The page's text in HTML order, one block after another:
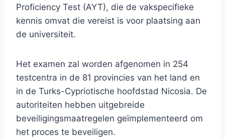
Proficiency Test (AYT), die de vakspecifieke
kennis omvat die vereist is voor plaatsing aan
de universiteit.
Het examen zal worden afgenomen in 254
testcentra in de 81 provincies van het land en
in de Turks-Cypriotische hoofdstad Nicosia. De
autoriteiten hebben uitgebreide
beveiligingsmaatregelen geïmplementeerd om
het proces te beveiligen.